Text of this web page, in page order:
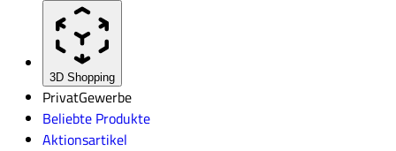
3D Shopping
PrivatGewerbe
Beliebte Produkte
Aktionsartikel